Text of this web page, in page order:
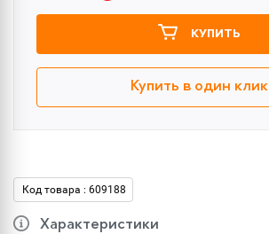
КУПИТЬ
Купить в один клик
Код товара : 609188
Характеристики